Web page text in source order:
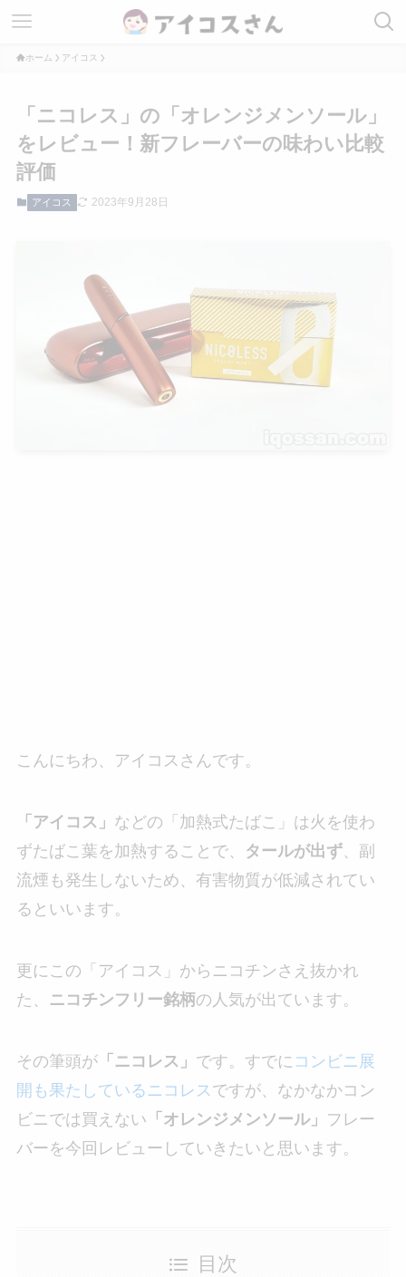
ホーム アイコス
「ニコレス」の「オレンジメンソール」
をレビュー！新フレーバーの味わい比較
評価
アイコス 2023年9月28日
こんにちわ、アイコスさんです。
「アイコス」 などの「加熱式たばこ」は火を使わ
ずたばこ葉を加熱することで、
タールが出ず、副
流煙も発生しないため、有害物質が低減されてい
るといいます。
更にこの「アイコス」からニコチンさえ抜かれ
た、 ニコチンフリー銘柄の人気が出ています。
その筆頭が「ニコレス」 です。すでに コンビニ展
開も果たしているニコレス ですが、なかなかコン
ビニでは買えない 「オレンジメンソール」 フレー
バーを今回レビューしていきたいと思います。
目次